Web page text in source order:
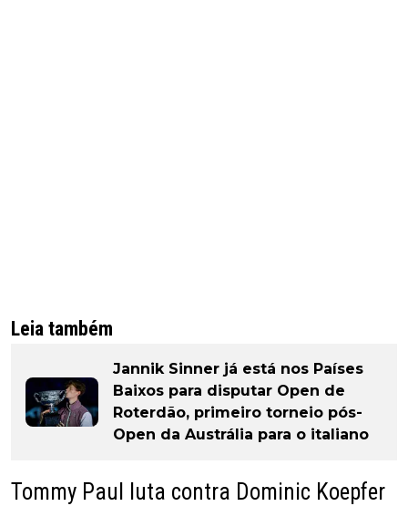
Leia também
Jannik Sinner já está nos Países
Baixos para disputar Open de
Roterdão, primeiro torneio pós-
Open da Austrália para o italiano
Tommy Paul luta contra Dominic Koepfer